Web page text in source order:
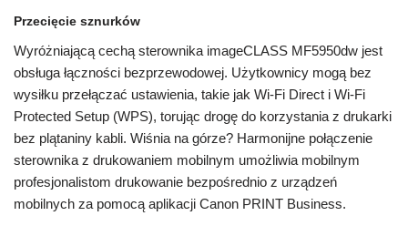
Przecięcie sznurków
Wyróżniającą cechą sterownika imageCLASS MF5950dw jest
obsługa łączności bezprzewodowej. Użytkownicy mogą bez
wysiłku przełączać ustawienia, takie jak Wi-Fi Direct i Wi-Fi
Protected Setup (WPS), torując drogę do korzystania z drukarki
bez plątaniny kabli. Wiśnia na górze? Harmonijne połączenie
sterownika z drukowaniem mobilnym umożliwia mobilnym
profesjonalistom drukowanie bezpośrednio z urządzeń
mobilnych za pomocą aplikacji Canon PRINT Business.